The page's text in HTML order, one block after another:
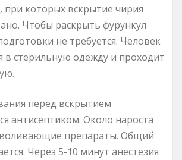
при которых вскрытие чирия
Чтобы раскрыть фурункул
не требуется. Человек
в стерильную одежду и проходит
перед вскрытием
антисептиком. Около нароста
препараты. Общий
Через 5-10 минут анестезия